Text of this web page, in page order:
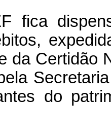
da Certidão
do